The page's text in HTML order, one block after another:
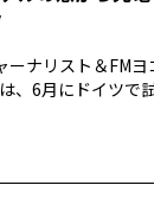
ナリスト＆FM
、6月にドイツで